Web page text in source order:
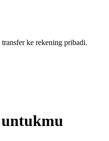
ke rekening pribadi.